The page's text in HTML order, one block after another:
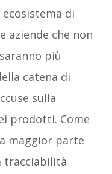
di
aziende che non
più
catena di
sulla
prodotti. Come
maggior parte
tracciabilità